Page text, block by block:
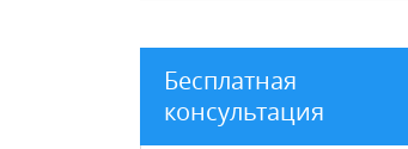
Бесплатная
консультация